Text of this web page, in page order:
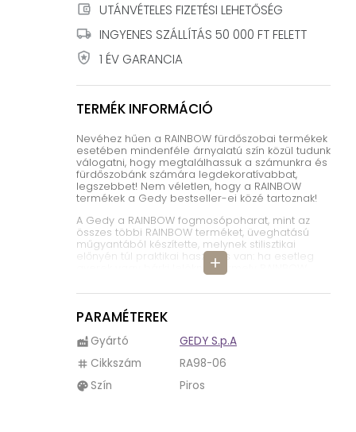
account_balance_wallet UTÁNVÉTELES FIZETÉSI LEHETŐSÉG
local_shipping INGYENES SZÁLLÍTÁS 50 000 FT FELETT
local_police 1 ÉV GARANCIA
TERMÉK INFORMÁCIÓ
add
Nevéhez hűen a RAINBOW fürdőszobai termékek
esetében mindenféle árnyalatú szín közül tudunk
válogatni, hogy megtalálhassuk a számunkra és
fürdőszobánk számára legdekoratívabbat,
legszebbet! Nem véletlen, hogy a RAINBOW
termékek a Gedy bestseller-ei közé tartoznak!
A Gedy a RAINBOW fogmosópoharat, mint az
összes többi RAINBOW terméket, üveghatású
műgyantából készítette, melynek stilisztikai
előnyén túl praktikai haszna is van: ha esetleg
gyerek vagy bárki lelökné bármely RAINBOW
strapabíróbb, mintha üvegből lenne, így sokkal
RAINBOW fürdőszobai terméket!
A RAINBOW fogmosópohár, attól függően, melyik
színűt választjuk, elegánsan, játékosan, modernül
is dekorálhatja fürdőszobánkat! További előnye,
hozzáférünk fogkeféinkhez, egyszerű használni,
PARAMÉTEREK
factory Gyártó GEDY S.p.A
tag Cikkszám RA98-06
palette Szín Piros